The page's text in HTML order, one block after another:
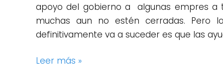
apoyo del gobierno a algunas empres a
muchas aun no estén cerradas. Pero
definitivamente va a suceder es que las
Leer más »